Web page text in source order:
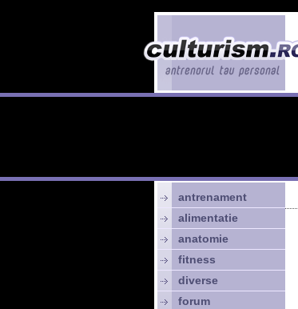
antrenament
alimentatie
anatomie
fitness
diverse
forum